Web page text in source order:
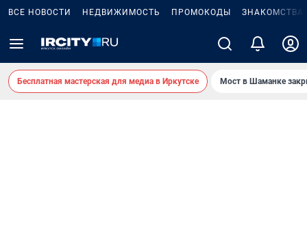
ВСЕ НОВОСТИ НЕДВИЖИМОСТЬ ПРОМОКОДЫ ЗНАКОМСТВА
Бесплатная мастерская для медиа в Иркутске Мост в Шаманке